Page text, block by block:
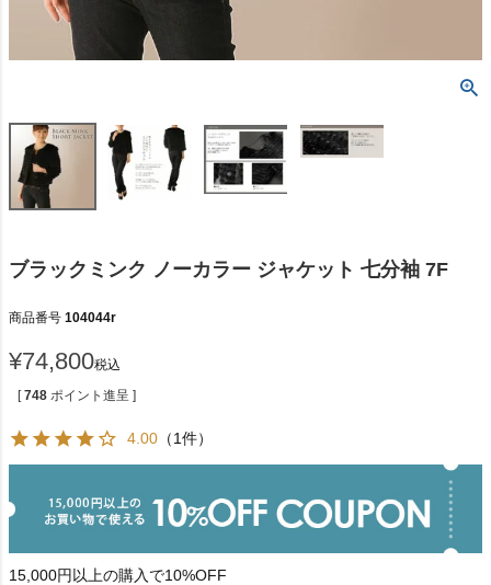
ブラックミンク ノーカラー ジャケット 七分袖 7F
商品番号 104044r
¥74,800税込
[ 748 ポイント進呈 ]
4.00 （1件）
15,000円以上の購入で10%OFF